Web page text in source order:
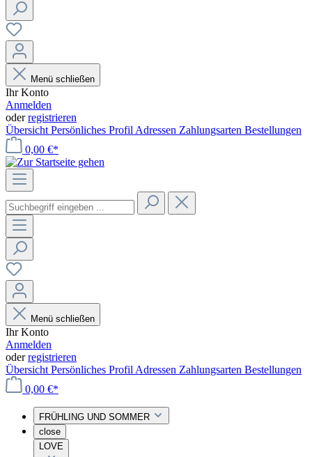
Menü schließen
Ihr Konto
Anmelden
oderregistrieren
Übersicht Persönliches Profil Adressen Zahlungsarten Bestellungen
0,00 €*
Menü schließen
Ihr Konto
Anmelden
oderregistrieren
Übersicht Persönliches Profil Adressen Zahlungsarten Bestellungen
0,00 €*
FRÜHLING UND SOMMER
close
LOVE